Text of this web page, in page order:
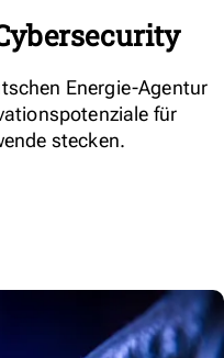
Energie-Agentur
für
stecken.